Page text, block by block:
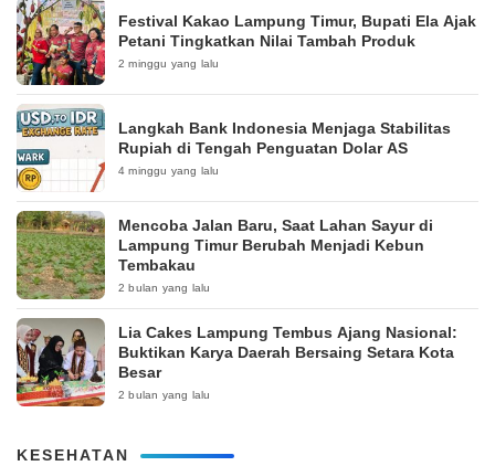
‎Festival Kakao Lampung Timur, Bupati Ela Ajak
Petani Tingkatkan Nilai Tambah Produk
2 minggu yang lalu
Langkah Bank Indonesia Menjaga Stabilitas
Rupiah di Tengah Penguatan Dolar AS
4 minggu yang lalu
Mencoba Jalan Baru, Saat Lahan Sayur di
Lampung Timur Berubah Menjadi Kebun
Tembakau
2 bulan yang lalu
Lia Cakes Lampung Tembus Ajang Nasional:
Buktikan Karya Daerah Bersaing Setara Kota
Besar
2 bulan yang lalu
KESEHATAN